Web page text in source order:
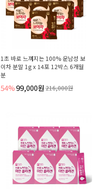
1초 바로 느껴지는 100% 운남성 보
이차 분말 1g x 14포 12박스 6개월
분
54%99,000원 216,000원